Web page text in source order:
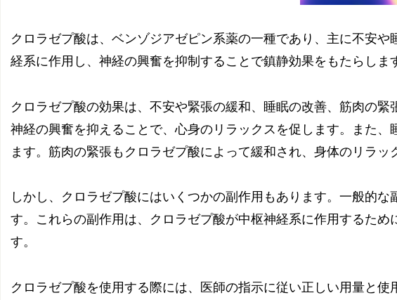
クロラゼプ酸は、ベンゾジアゼピン系薬の一種であり、主に不安
経系に作用し、神経の興奮を抑制することで鎮静効果をもたらしま
クロラゼプ酸の効果は、不安や緊張の緩和、睡眠の改善、筋肉の
神経の興奮を抑えることで、心身のリラックスを促します。また
ます。筋肉の緊張もクロラゼプ酸によって緩和され、身体のリラッ
しかし、クロラゼプ酸にはいくつかの副作用もあります。一般的
す。これらの副作用は、クロラゼプ酸が中枢神経系に作用するた
す。
クロラゼプ酸を使用する際には、医師の指示に従い正しい用量と